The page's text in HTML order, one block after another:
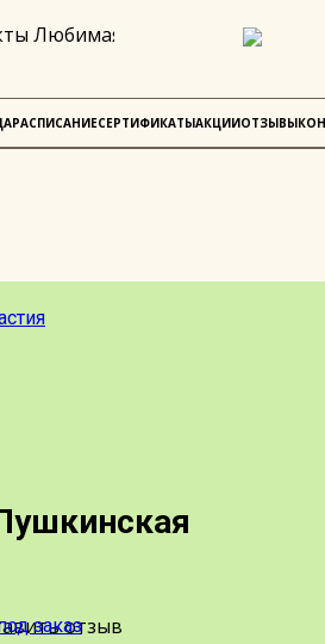
заказотзыв
РАСПИСАНИЕСЕРТИФИКАТЫАКЦИИОТЗЫВЫ